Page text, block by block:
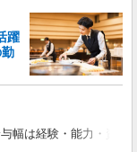
躍
幅は経験・能力・資格